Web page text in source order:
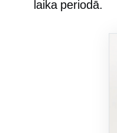
laika periodā.